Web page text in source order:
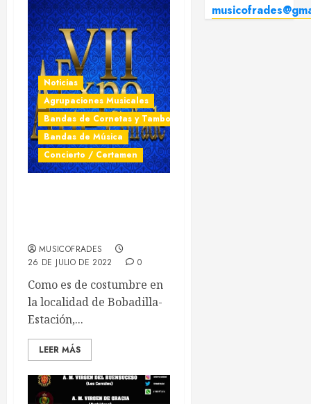
Noticias
Agrupaciones Musicales
Bandas de Cornetas y Tambores
Bandas de Música
Concierto / Certamen
MUSICOFRADES
26 DE JULIO DE 2022
0
Como es de costumbre en
la localidad de Bobadilla-
Estación,...
LEER MÁS
Musicofrades
¿Quieres permanecer informado/a de todas las